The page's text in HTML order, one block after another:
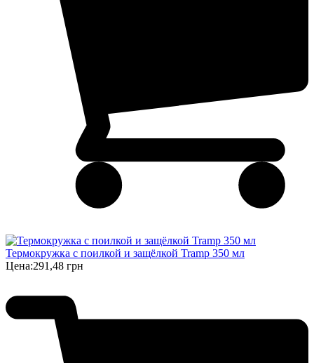
Термокружка с поилкой и защёлкой Tramp 350 мл
Цена:291,48 грн